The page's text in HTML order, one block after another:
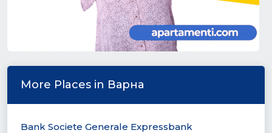
More Places in Варна
Bank Societe Generale Expressbank